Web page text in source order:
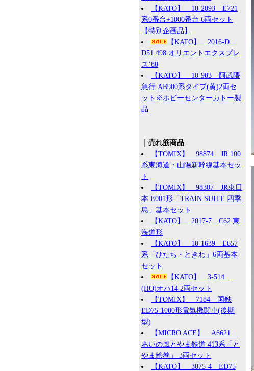
【KATO】 10-2093 E721
系0番台+1000番台 6両セット
【特別企画品】
【KATO】 2016-D
D51 498 オリエントエクスプレ
ス’88
【KATO】 10-983 阿武隈
急行 AB900系タイプ(黄)2両セ
ット※ホビーセンターカトー製
品
｜売れ筋商品
【TOMIX】 98874 JR 100
系東海道・山陽新幹線基本セッ
ト
【TOMIX】 98307 JR東日
本 E001形「TRAIN SUITE 四季
島」基本セット
【KATO】 2017-7 C62 東
海道形
【KATO】 10-1639 E657
系「ひたち・ときわ」6両基本
セット
【KATO】 3-514
(HO)オハ14 2両セット
【TOMIX】 7184 国鉄
ED75-1000形電気機関車(後期
型)
【MICRO ACE】 A6621
あいの風とやま鉄道 413系「と
やま絵巻」 3両セット
【KATO】 3075-4 ED75